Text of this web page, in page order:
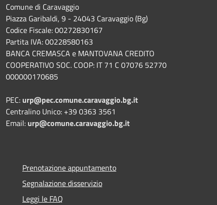
Comune di Caravaggio
Piazza Garibaldi, 9 - 24043 Caravaggio (Bg)
Codice Fiscale: 00272830167
Partita IVA: 00228580163
BANCA CREMASCA e MANTOVANA CREDITO
COOPERATIVO SOC. COOP: IT 71 C 07076 52770
000000170685
PEC: urp@pec.comune.caravaggio.bg.it
Centralino Unico: +39 0363 3561
Email: urp@comune.caravaggio.bg.it
Prenotazione appuntamento
Segnalazione disservizio
Leggi le FAQ